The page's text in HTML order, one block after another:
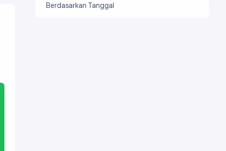
Berdasarkan Tanggal